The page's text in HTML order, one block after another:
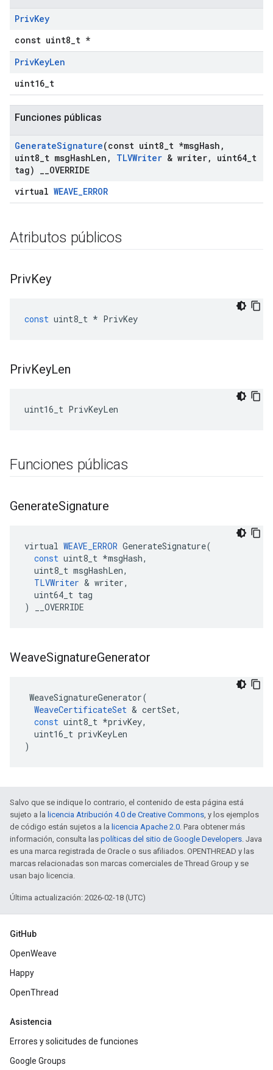
PrivKey
const uint8_t *
PrivKeyLen
uint16_t
Funciones públicas
GenerateSignature(const uint8 t *msgHash ,
uint8 t msgHashLen , TLVWriter & writer, uint64 t
tag)
OVERRIDE
virtual WEAVE_ERROR
Atributos públicos
PrivKey
const uint8_t * PrivKey
PrivKeyLen
uint16_t PrivKeyLen
Funciones públicas
GenerateSignature
virtual WEAVE_ERROR GenerateSignature(
const uint8_t *msgHash,
uint8_t msgHashLen,
TLVWriter & writer,
uint64_t tag
)
__OVERRIDE
WeaveSignatureGenerator
WeaveSignatureGenerator(
WeaveCertificateSet & certSet,
const uint8_t *privKey,
uint16_t privKeyLen
)
Salvo que se indique lo contrario, el contenido de esta página está
sujeto a la licencia Atribución 4.0 de Creative Commons, y los ejemplos
de código están sujetos a la licencia Apache 2.0. Para obtener más
información, consulta las políticas del sitio de Google Developers. Java
es una marca registrada de Oracle o sus afiliados. OPENTHREAD y las
marcas relacionadas son marcas comerciales de Thread Group y se
usan bajo licencia.
Última actualización: 2026-02-18 (UTC)
GitHub
OpenWeave
Happy
OpenThread
Asistencia
Errores y solicitudes de funciones
Google Groups